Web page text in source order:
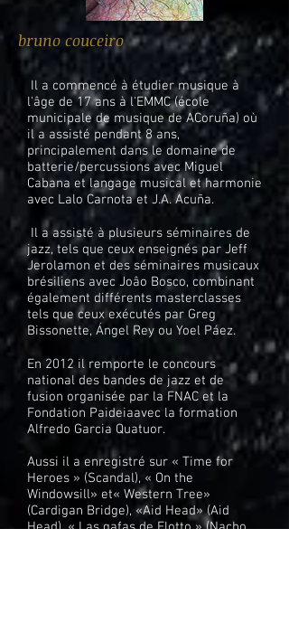
bruno couceiro
Il a commencé à étudier musique à
l'âge de 17 ans à l'EMMC (école
municipale de musique de ACoruña) où
il a assisté pendant 8 ans,
principalement dans le domaine de
batterie/percussions avec Miguel
Cabana et langage musical et harmonie
avec Lalo Carnota et J.A. Acuña.
Il a assisté à plusieurs séminaires de
jazz, tels que ceux enseignés par Jeff
Jerolamon et des séminaires musicaux
brésiliens avec Joâo Bosco, combinant
également différents masterclasses
tels que ceux exécutés par Greg
Bissonette, Ángel Rey ou Yoel Páez.
En 2012 il remporte le concours
national des bandes de jazz et de
fusion organisée par la FNAC et la
Fondation Paideiaavec la formation
Alfredo Garcia Quatuor.
Aussi il a enregistré sur « Time for
Heroes » (Scandal), « On the
Windowsill» et« Western Tree»
(Cardigan Bridge), «Aid Head» (Aid
Head), « Las gafas de Flotto » (Nacho